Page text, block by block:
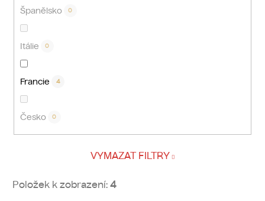
Španělsko 0
Itálie 0
Francie 4
Česko 0
VYMAZAT FILTRY
Položek k zobrazení: 4